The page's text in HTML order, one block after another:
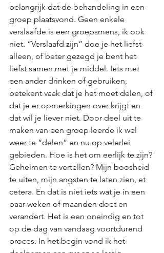
belangrijk dat de behandeling in een
groep plaatsvond. Geen enkele
verslaafde is een groepsmens, ik ook
niet. “Verslaafd zijn” doe je het liefst
alleen, of beter gezegd je bent het
liefst samen met je middel. Iets met
een ander drinken of gebruiken,
betekent vaak dat je het moet delen, of
dat je er opmerkingen over krijgt en
dat wil je liever niet. Door deel uit te
maken van een groep leerde ik wel
weer te “delen” en nu op velerlei
gebieden. Hoe is het om eerlijk te zijn?
Geheimen te vertellen? Mijn boosheid
te uiten, mijn angsten te laten zien, et
cetera. En dat is niet iets wat je in een
paar weken of maanden doet en
verandert. Het is een oneindig en tot
op de dag van vandaag voortdurend
proces. In het begin vond ik het